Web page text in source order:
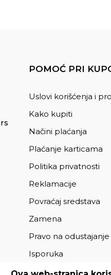
POMOĆ PRI
Uslovi korišćenja i
Kako kupiti
Načini plaćanja
Plaćanje karticama
Politika privatnosti
Reklamacije
Povraćaj sredstava
Zamena
Pravo na odustajanje
Isporuka